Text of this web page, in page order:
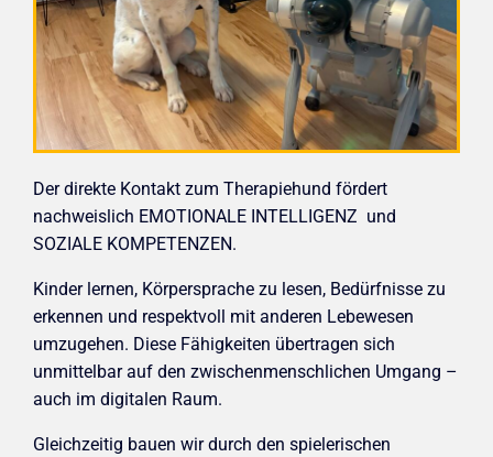
Der direkte Kontakt zum Therapiehund fördert
nachweislich EMOTIONALE INTELLIGENZ und
SOZIALE KOMPETENZEN.
Kinder lernen, Körpersprache zu lesen, Bedürfnisse zu
erkennen und respektvoll mit anderen Lebewesen
umzugehen. Diese Fähigkeiten übertragen sich
unmittelbar auf den zwischenmenschlichen Umgang –
auch im digitalen Raum.
Gleichzeitig bauen wir durch den spielerischen